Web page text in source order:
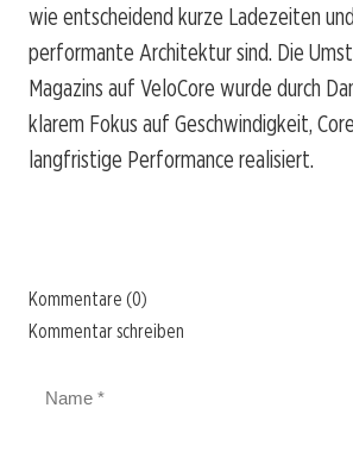
wie entscheidend kurze Ladezeiten
performante Architektur sind. Die
Magazins auf VeloCore wurde durch
klarem Fokus auf Geschwindigkeit,
langfristige Performance realisiert.
Kommentare (0)
Kommentar schreiben